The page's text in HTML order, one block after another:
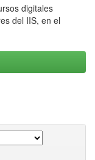
digitales
del IIS, en el